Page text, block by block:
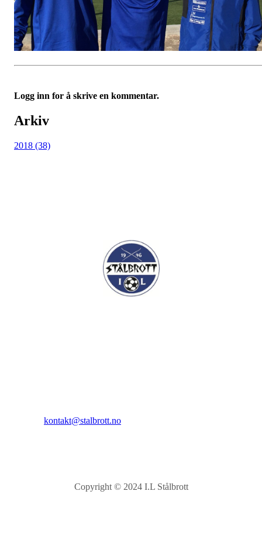
Logg inn for å skrive en kommentar.
Arkiv
2018 (38)
kontakt@stalbrott.no
Copyright © 2024 I.L Stålbrott